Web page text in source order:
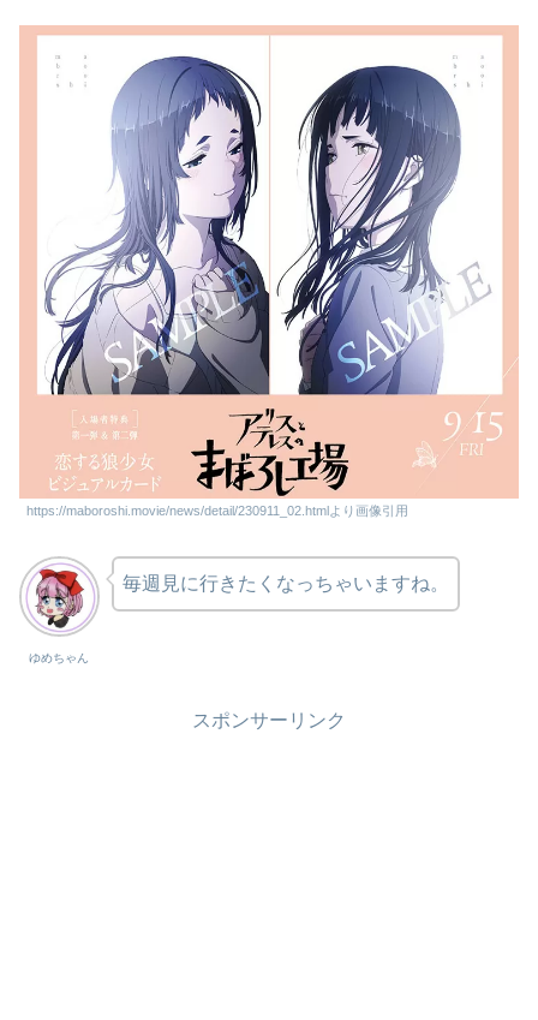
https://maboroshi.movie/news/detail/230911_02.htmlより画像引用
ゆめちゃん
毎週見に行きたくなっちゃいますね。
スポンサーリンク